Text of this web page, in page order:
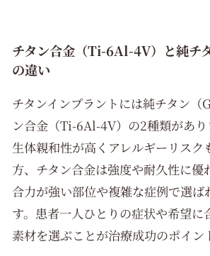
チタン合金（Ti-6Al-4V）と純チ
の違い
チタンインプラントには純チタン（
ン合金（Ti-6Al-4V）の2種類があり
生体親和性が高くアレルギーリスク
方、チタン合金は強度や耐久性に優
合力が強い部位や複雑な症例で選ば
す。患者一人ひとりの症状や希望に
素材を選ぶことが治療成功のポイン